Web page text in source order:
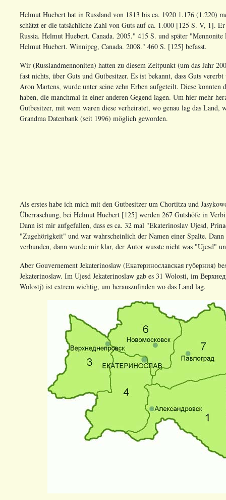
Helmut Huebert hat in Russland von 1813 bis ca. 1920 1.176 (1.220)
schätzt er die tatsächliche Zahl von Guts auf ca. 1.000 [125 S. V, 1].
Russia. Helmut Huebert. Canada. 2005." 415 S. und später
Helmut Huebert. Winnipeg, Canada. 2008." 460 S. [125] befasst.
Wir (Russlandmennoniten) hatten zu diesem Zeitpunkt (um das Jahr
fast nichts, über Guts und Gutbesitzer. Es ist bekannt, dass Guts
Aron Martens, wurde unter seine zehn Erben aufgeteilt. Diese
haben, die manchmal in einer anderen Gegend lagen. Um hier mehr
Gutbesitzer, mit wem waren diese verheiratet, wo genau lag das
Grandma Datenbank (seit 1996) möglich geworden.
Als erstes habe ich mich mit den Gutbesitzer um Chortitza und
Überraschung, bei Helmut Huebert [125] werden 267 Gutshöfe in
Dann ist mir aufgefallen, dass es ca. 32 mal "Ekaterinoslav Ujesd,
"Zugehörigkeit" und war wahrscheinlich der Namen einer Spalte.
verbunden, dann wurde mir klar, der Autor wusste nicht was "Ujesd"
Aber Gouvernement Jekaterinoslaw (Екатеринославская губерния)
Jekaterinoslaw. Im Ujesd Jekaterinoslaw gab es 31 Wolosti, im
Wolostj) ist extrem wichtig, um herauszufinden wo das Land lag.